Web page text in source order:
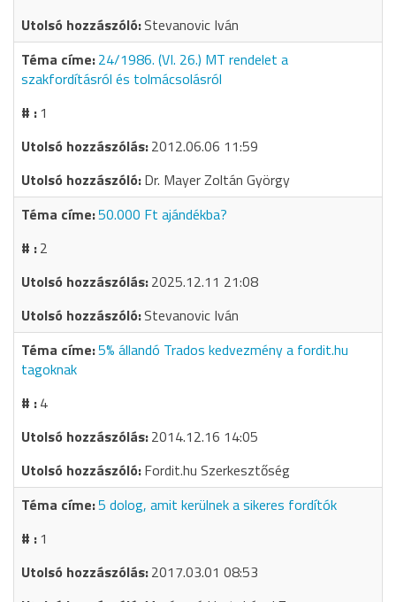
Stevanovic Iván
24/1986. (VI. 26.) MT rendelet a
szakfordításról és tolmácsolásról
1
2012.06.06 11:59
Dr. Mayer Zoltán György
50.000 Ft ajándékba?
2
2025.12.11 21:08
Stevanovic Iván
5% állandó Trados kedvezmény a fordit.hu
tagoknak
4
2014.12.16 14:05
Fordit.hu Szerkesztőség
5 dolog, amit kerülnek a sikeres fordítók
1
2017.03.01 08:53